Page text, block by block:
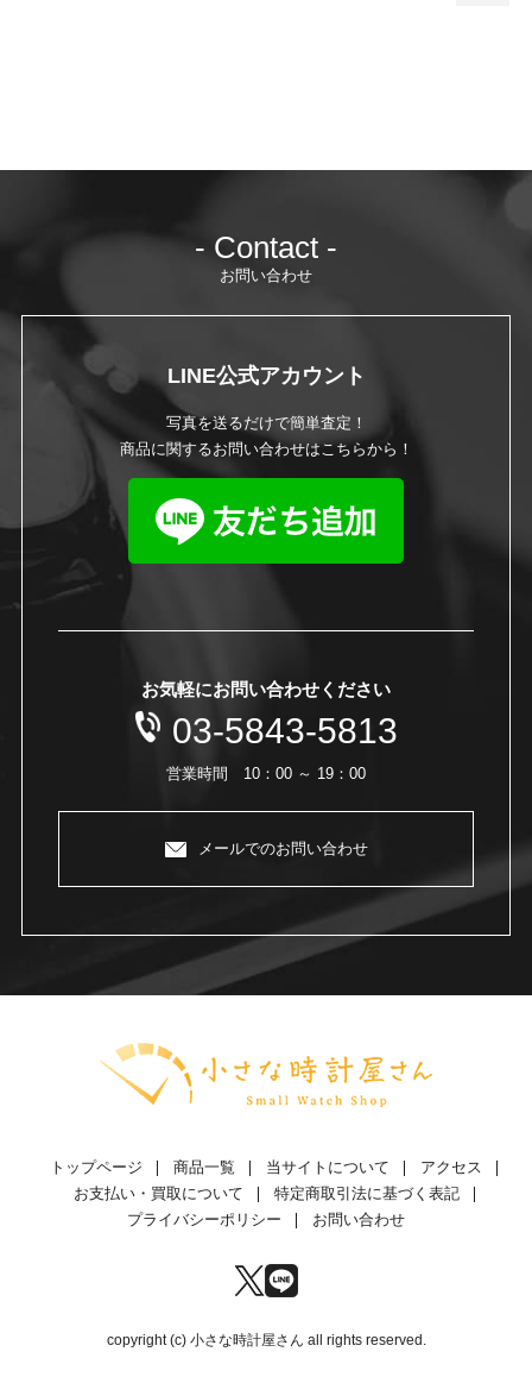
- Contact -
お問い合わせ
LINE公式アカウント
写真を送るだけで簡単査定！
商品に関するお問い合わせはこちらから！
お気軽にお問い合わせください
03-5843-5813
営業時間 10：00 ～ 19：00
メールでのお問い合わせ
トップページ 商品一覧 当サイトについて
アクセス
お支払い・買取について
特定商取引法に基づく表記
プライバシーポリシー
お問い合わせ
copyright (c) 小さな時計屋さん all rights reserved.